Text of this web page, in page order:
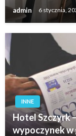
admin 6 stycznia,
INNE
Hotel Szczyrk
wypoczynek w